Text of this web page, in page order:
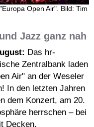
Open Air". Bild: Tim
Jazz ganz nah
Das hr-
Zentralbank laden
Air" an der Weseler
In den letzten Jahren
dem Konzert, am 20.
herrschen – bei
Decken,